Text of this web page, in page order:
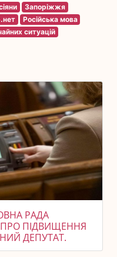
Запоріжжя
Російська мова
ситуацій
РАДА
ПІДВИЩЕННЯ
ДЕПУТАТ.